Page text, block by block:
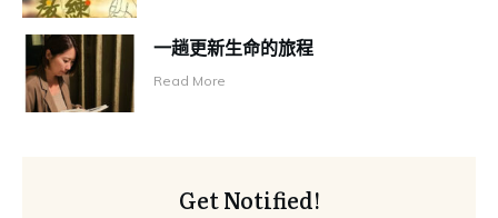
一趟更新生命的旅程
Read More
Get Notified!